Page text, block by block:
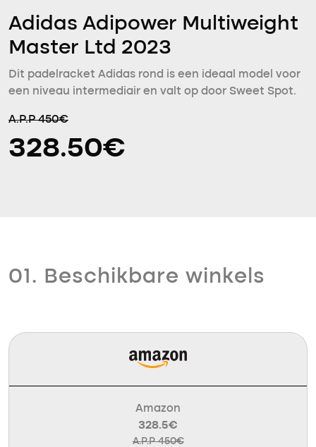
Adidas Adipower Multiweight
Master Ltd 2023
Dit padelracket Adidas rond is een ideaal model voor
een niveau intermediair en valt op door Sweet Spot.
A.P.P 450€
328.50€
01. Beschikbare winkels
Amazon
328.5€
A.P.P 450€